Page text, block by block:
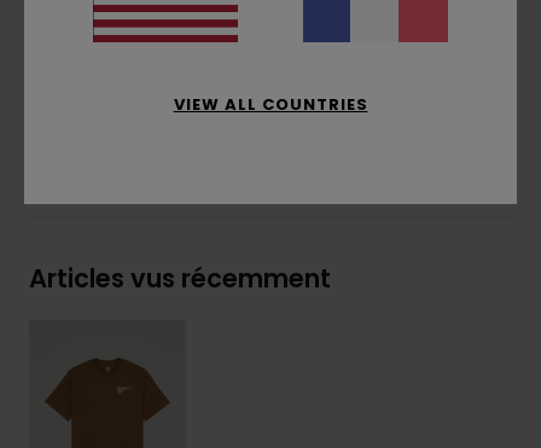
Composition[Matière principale] 100% coton
biologique
Articles vus récemment
VIEW ALL COUNTRIES